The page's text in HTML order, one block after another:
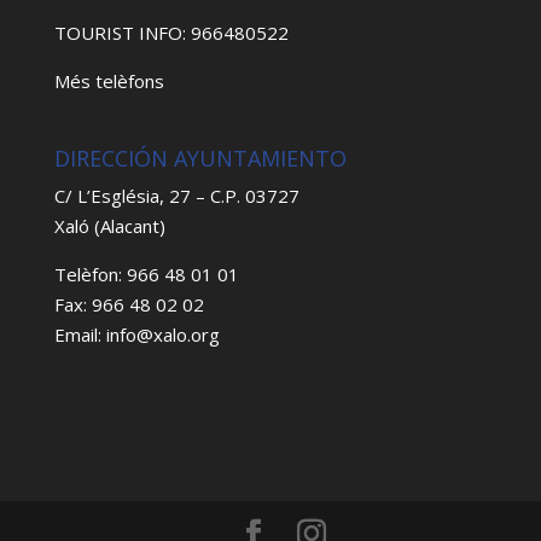
TOURIST INFO: 966480522
Més telèfons
DIRECCIÓN AYUNTAMIENTO
C/ L’Església, 27 – C.P. 03727
Xaló (Alacant)
Telèfon: 966 48 01 01
Fax: 966 48 02 02
Email: info@xalo.org